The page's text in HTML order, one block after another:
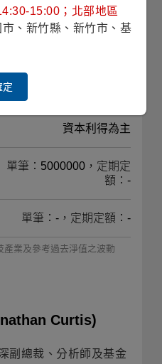
美元
資本利得為主
單筆：5000000，定期定
額：-
單筆：-，定期定額：-
產業及參考過去淨值之波動
Curtis)
副總裁、分析師及基金
15:00；北部地區
市、新竹縣、新竹市、基
定